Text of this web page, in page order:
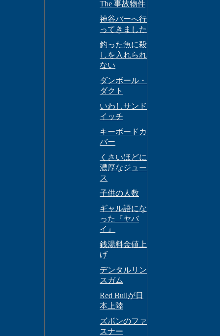
The 事故物件
神谷バーへ行
ってきました
釣った魚に殺
しを入れられ
ない
ダンボール・
ダクト
いわしサンド
イッチ
キーボードカ
バー
くさいほどに
濃厚なジュー
ス
子供の人数
ギャル語にな
った『ヤバ
イ』
銭湯料金値上
げ
デンタルリン
スガム
Red Bullが日
本上陸
ズボンのファ
スナー